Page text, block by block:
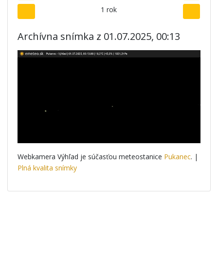
1 rok
Archívna snímka z 01.07.2025, 00:13
Webkamera Výhľad je súčasťou meteostanice Pukanec. |
Plná kvalita snímky